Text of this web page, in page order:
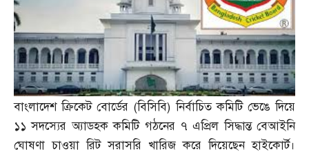
বাংলাদেশ ক্রিকেট বোর্ডের (বিসিবি)নির্বাচিত কমিটি ভেঙে দিয়ে
১১ সদস্যের অ্যাডহক কমিটি গঠনের ৭ এপ্রিল সিদ্ধান্ত বেআইনি
ঘোষণা চাওয়া রিট সরাসরি খারিজ করে দিয়েছেন হাইকোর্ট।